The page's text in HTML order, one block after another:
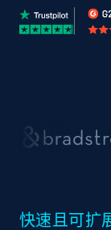
快速且可扩